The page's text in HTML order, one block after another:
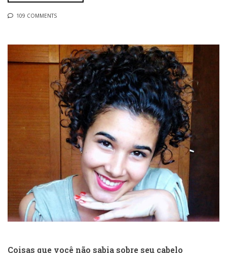
109 COMMENTS
Coisas que você não sabia sobre seu cabelo